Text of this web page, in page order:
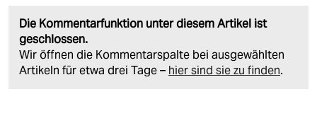
Die Kommentarfunktion unter diesem Artikel ist
geschlossen.
Wir öffnen die Kommentarspalte bei ausgewählten
Artikeln für etwa drei Tage – hier sind sie zu finden.